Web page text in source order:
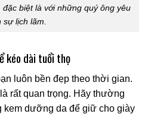
biệt là với những quý ông yêu
sự lịch lãm.
kéo dài tuổi thọ
luôn bền đẹp theo thời gian.
rất quan trọng. Hãy thường
kem dưỡng da để giữ cho giày